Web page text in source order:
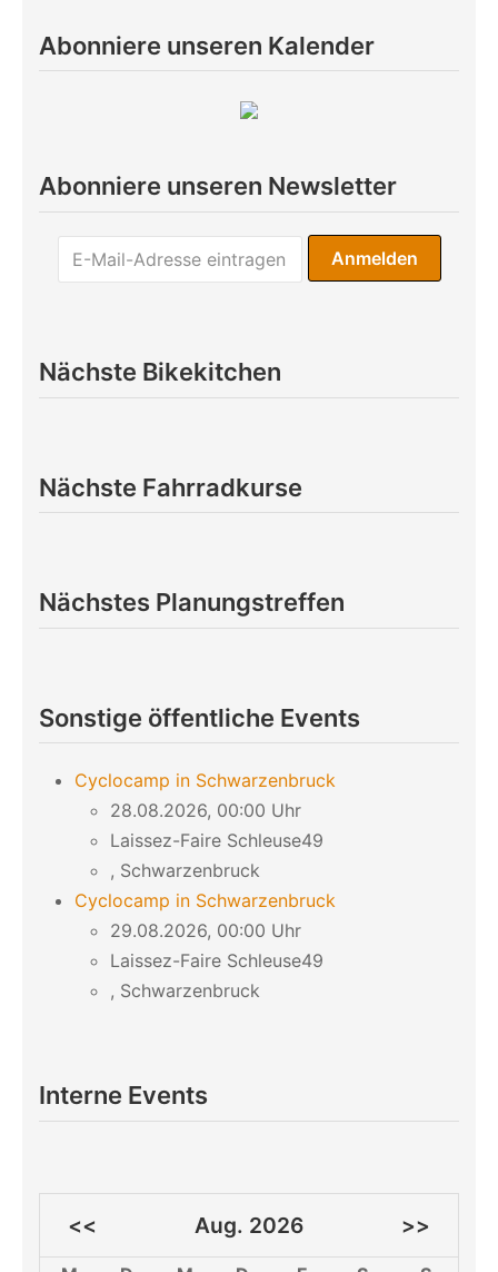
Abonniere unseren Kalender
Abonniere unseren Newsletter
Nächste Bikekitchen
Nächste Fahrradkurse
Nächstes Planungstreffen
Sonstige öffentliche Events
Cyclocamp in Schwarzenbruck
28.08.2026, 00:00 Uhr
Laissez-Faire Schleuse49
, Schwarzenbruck
Cyclocamp in Schwarzenbruck
29.08.2026, 00:00 Uhr
Laissez-Faire Schleuse49
, Schwarzenbruck
Interne Events
<< Aug. 2026 >>